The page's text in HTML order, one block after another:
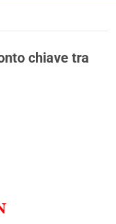
chiave tra